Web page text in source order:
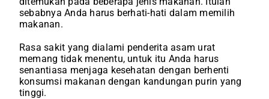
sebabnya Anda harus berhati-hati dalam memilih
makanan.
Rasa sakit yang dialami penderita asam urat
memang tidak menentu, untuk itu Anda harus
senantiasa menjaga kesehatan dengan berhenti
konsumsi makanan dengan kandungan purin yang
tinggi.